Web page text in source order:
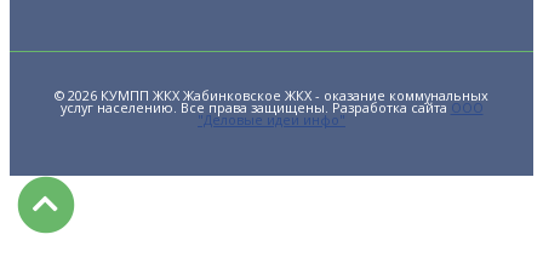
© 2026 КУМПП ЖКХ Жабинковское ЖКХ - оказание коммунальных
услуг населению. Все права защищены. Разработка сайтаООО
"Деловые идеи инфо"